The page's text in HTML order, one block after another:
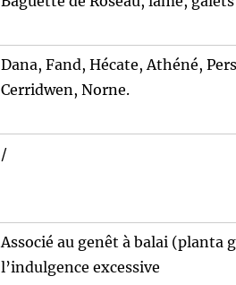
Dana, Fand, Hécate, Athéné,
Cerridwen, Norne.
/
Associé au genêt à balai (planta
l’indulgence excessive